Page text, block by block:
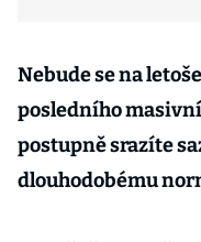
Nebude se na
posledního
postupně srazíte
dlouhodobému